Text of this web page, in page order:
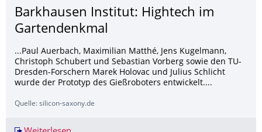
Barkhausen Institut: Hightech im
Gartendenkmal
...Paul Auerbach, Maximilian Matthé, Jens Kugelmann,
Christoph Schubert und Sebastian Vorberg sowie den TU-
Dresden-Forschern Marek Holovac und Julius Schlicht
wurde der Prototyp des Gießroboters entwickelt....
Quelle: silicon-saxony.de